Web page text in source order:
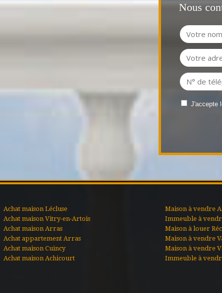
Nous
J'accepte
Achat maison Lécluse
Achat maison Vitry-en-Artois
Achat maison Arras
Achat appartement Arras
Achat maison Cuincy
Achat maison Achicourt
Maison à vendre
Immeuble à
Maison à louer
Maison à vendre
Maison à vendre
Immeuble à